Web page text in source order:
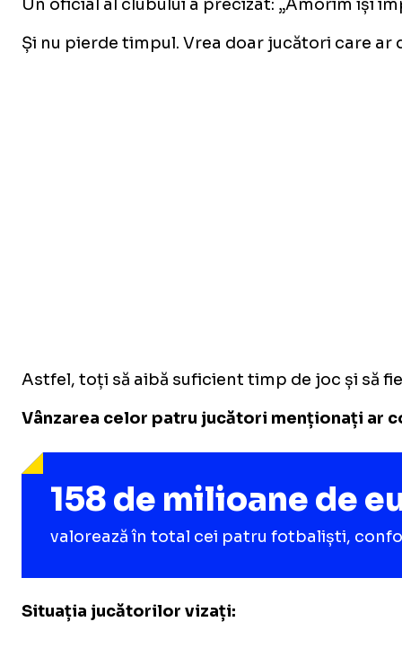
Un oficial al clubului a precizat: „Amorim își
Și nu pierde timpul. Vrea doar jucători care
Astfel, toți să aibă suficient timp de joc și să
Vânzarea celor patru jucători menționați ar
158 de milioane de
valorează în total cei patru fotbaliști,
Situația jucătorilor vizați: